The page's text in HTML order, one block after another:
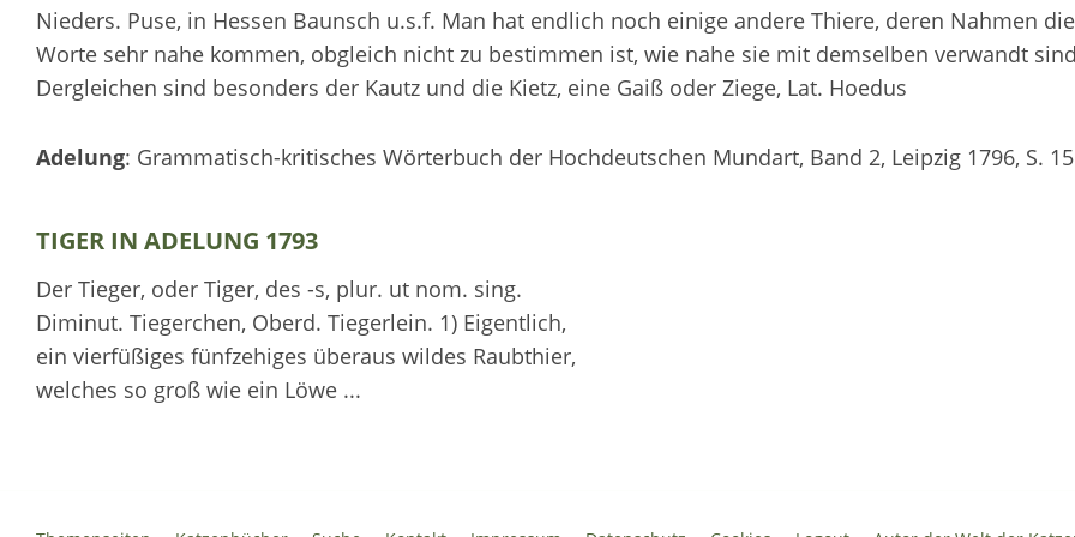
Nieders. Puse, in Hessen Baunsch u.s.f. Man hat endlich noch einige andere Thiere, deren Nahmen
Worte sehr nahe kommen, obgleich nicht zu bestimmen ist, wie nahe sie mit demselben verwandt
Dergleichen sind besonders der Kautz und die Kietz, eine Gaiß oder Ziege, Lat. Hoedus
Adelung: Grammatisch-kritisches Wörterbuch der Hochdeutschen Mundart, Band 2, Leipzig 1796, S.
TIGER IN ADELUNG 1793
Der Tieger, oder Tiger, des -s, plur. ut nom. sing.
Diminut. Tiegerchen, Oberd. Tiegerlein. 1) Eigentlich,
ein vierfüßiges fünfzehiges überaus wildes Raubthier,
welches so groß wie ein Löwe ...